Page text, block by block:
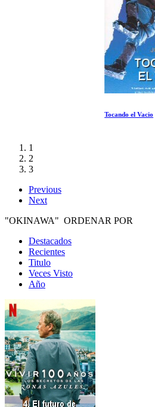
1
2
3
Previous
Next
"OKINAWA" ORDENAR POR
Destacados
Recientes
Titulo
Veces Visto
Año